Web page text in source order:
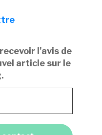
l'avis de
article sur le